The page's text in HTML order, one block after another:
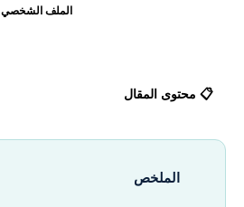
الملف الشخصي
📋 محتوى المقال
الملخص